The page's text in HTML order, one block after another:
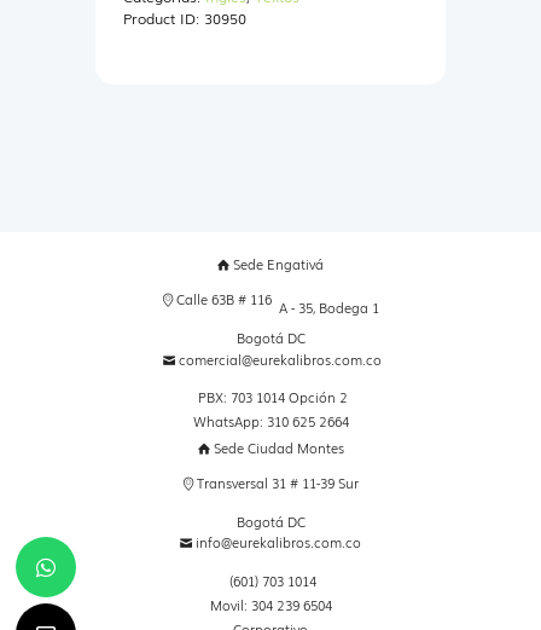
cantidad
Product ID: 30950
Sede Engativá
Calle 63B # 116 A - 35, Bodega 1
Bogotá DC
comercial@eurekalibros.com.co
PBX: 703 1014 Opción 2
WhatsApp: 310 625 2664
Sede Ciudad Montes
Transversal 31 # 11-39 Sur
Bogotá DC
info@eurekalibros.com.co
(601) 703 1014
Movil: 304 239 6504